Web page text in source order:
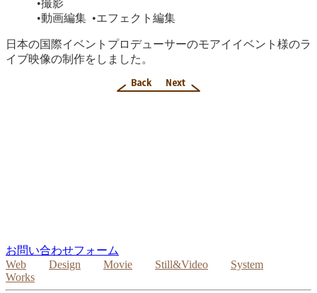
•撮影
•動画編集 •エフェクト編集
日本の国際イベントプロデューサーのモアイイベント様のラ
イブ映像の制作をしました。
お問い合わせフォーム
Web
Design Movie Still&Video
System
Works